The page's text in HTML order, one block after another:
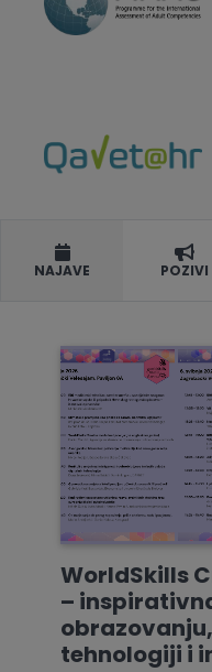
NAJAVE POZIVI
WorldSkills
–
tehnologiji i